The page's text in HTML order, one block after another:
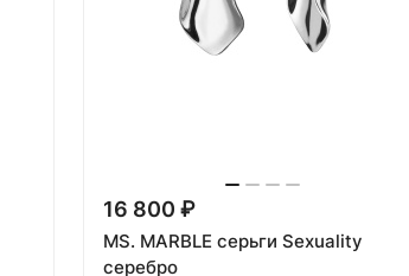
16 800 ₽
MS. MARBLE серьги Sexuality
серебро